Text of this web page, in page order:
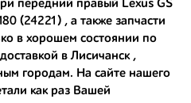
именно нашу
продавца. Если вам
партию деталей для японских
интернет-магазина
партию. Также мы поможем с
автозапчастей.
передний правый Lexus GS
(24221) , а также запчасти
в хорошем состоянии по
в Лисичанск ,
городам. На сайте нашего
как раз Вашей